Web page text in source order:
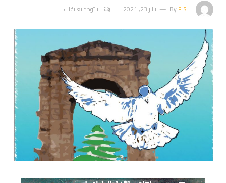
ByF.S يناير 23, 2021 لا توجد تعليقات